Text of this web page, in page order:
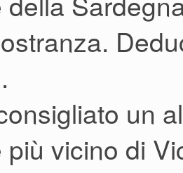
un
più vicino di